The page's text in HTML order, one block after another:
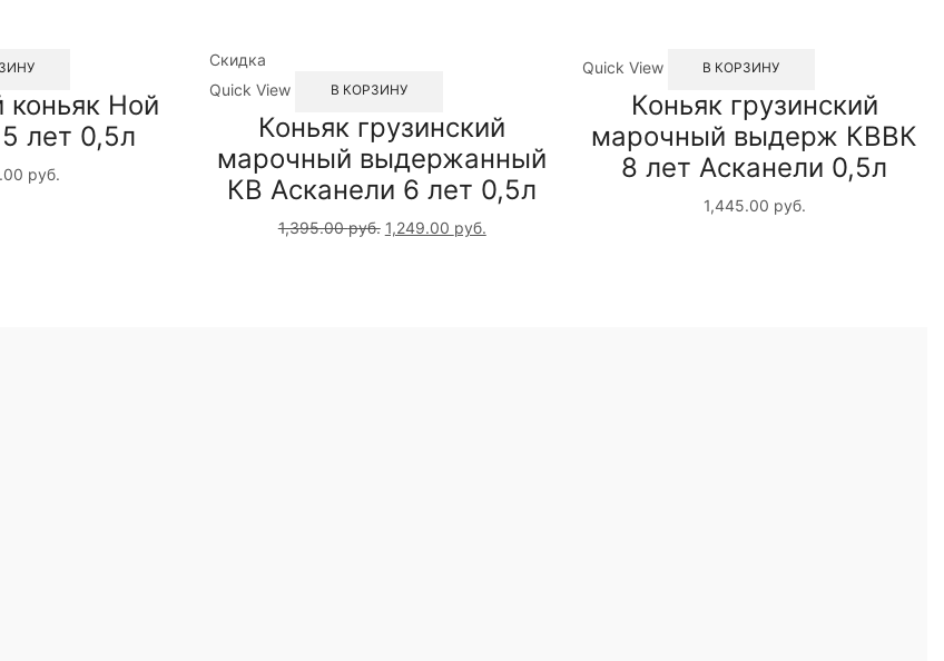
коньяк Ной
лет 0,5л
руб.
Скидка
Quick View
В КОРЗИНУ
Коньяк грузинский
марочный выдержанный
КВ Асканели 6 лет 0,5л
1,395.00руб. 1,249.00 руб.
Quick View В КОРЗИНУ
Коньяк грузинский
марочный выдерж КВВК
8 лет Асканели 0,5л
1,445.00 руб.